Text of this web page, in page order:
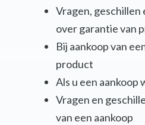
Vragen,
over garantie van
Bij aankoop van
product
Als u een aankoop
Vragen en
van een aankoop